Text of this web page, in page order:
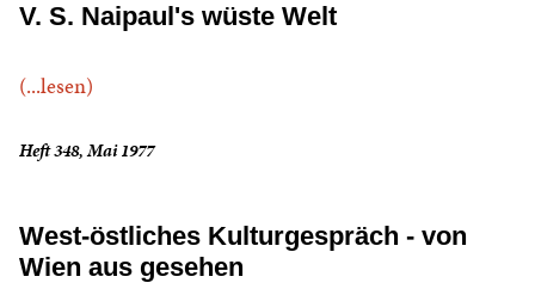
V. S. Naipaul's wüste Welt
(...lesen)
Heft 348, Mai 1977
West-östliches Kulturgespräch - von
Wien aus gesehen